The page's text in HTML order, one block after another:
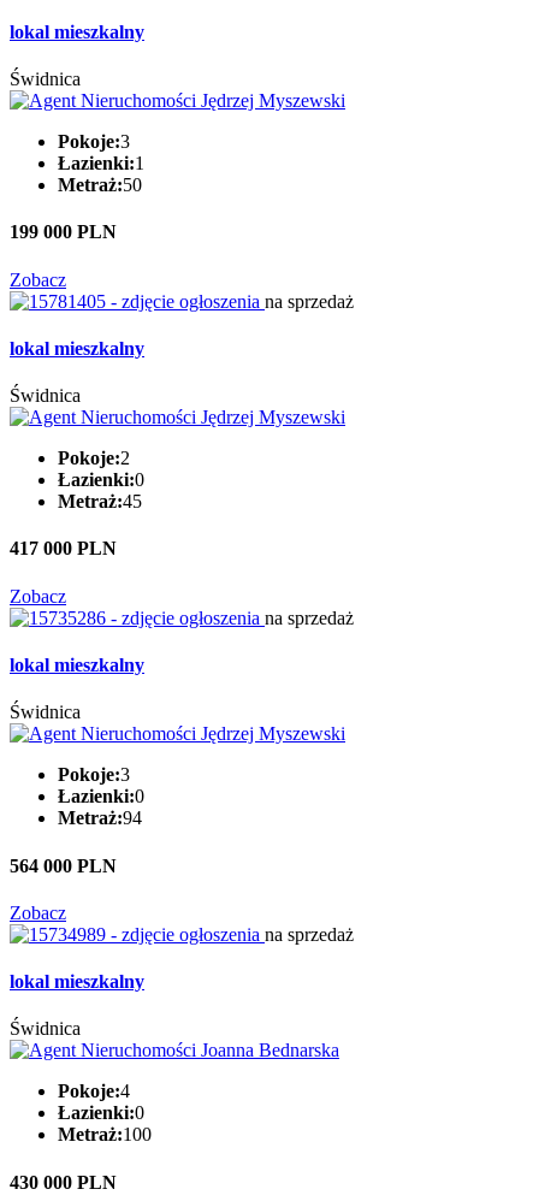
lokal mieszkalny
Świdnica
Pokoje:3
Łazienki:1
Metraż:50
199 000 PLN
Zobacz
na sprzedaż
lokal mieszkalny
Świdnica
Pokoje:2
Łazienki:0
Metraż:45
417 000 PLN
Zobacz
na sprzedaż
lokal mieszkalny
Świdnica
Pokoje:3
Łazienki:0
Metraż:94
564 000 PLN
Zobacz
na sprzedaż
lokal mieszkalny
Świdnica
Pokoje:4
Łazienki:0
Metraż:100
430 000 PLN